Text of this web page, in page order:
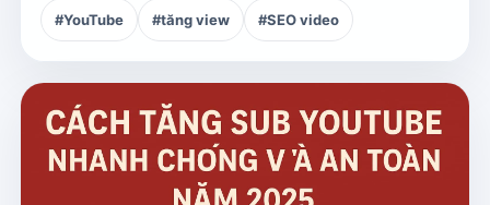
#YouTube #tăng view #SEO video